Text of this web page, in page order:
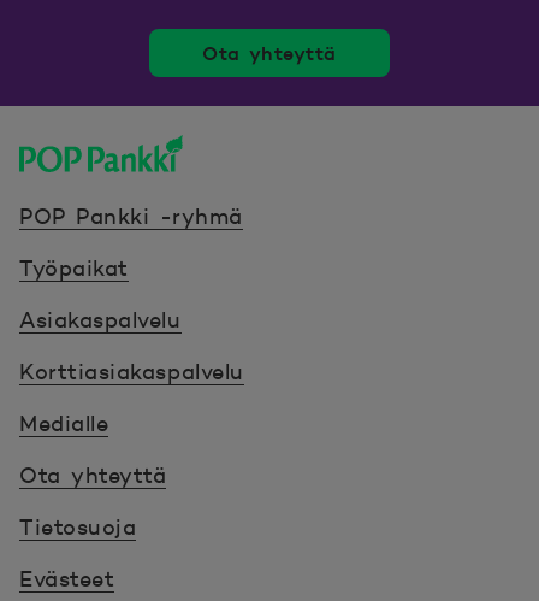
Ota yhteyttä
POP Pankki -ryhmä
Työpaikat
Asiakaspalvelu
Korttiasiakaspalvelu
Medialle
Ota yhteyttä
Tietosuoja
Evästeet